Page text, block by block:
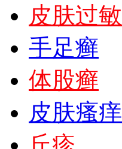
皮肤过敏
手足癣
体股癣
皮肤瘙痒